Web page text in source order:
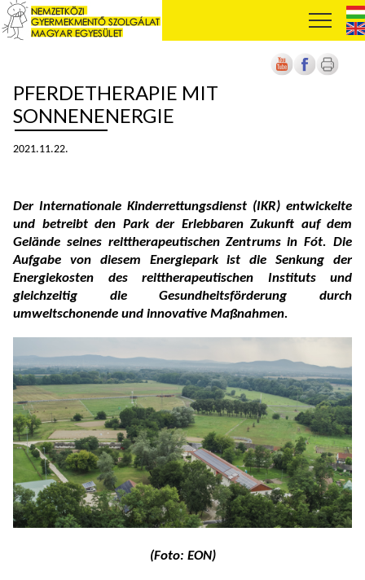
PFERDETHERAPIE MIT
SONNENENERGIE
2021.11.22.
Der Internationale Kinderrettungsdienst (IKR) entwickelte
und betreibt den Park der Erlebbaren Zukunft auf dem
Gelände seines reittherapeutischen Zentrums in Fót. Die
Aufgabe von diesem Energiepark ist die Senkung der
Energiekosten des reittherapeutischen Instituts und
gleichzeitig die Gesundheitsförderung durch
umweltschonende und innovative Maßnahmen.
(Foto: EON)